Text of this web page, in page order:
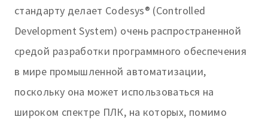
стандарту делает Codesys® (Controlled
Development System) очень распространенной
средой разработки программного обеспечения
в мире промышленной автоматизации,
поскольку она может использоваться на
широком спектре ПЛК, на которых, помимо